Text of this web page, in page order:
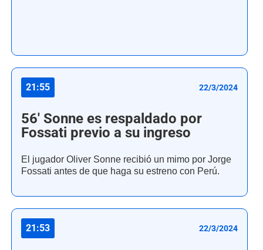
21:55 22/3/2024
56' Sonne es respaldado por
Fossati previo a su ingreso
El jugador Oliver Sonne recibió un mimo por Jorge
Fossati antes de que haga su estreno con Perú.
21:53 22/3/2024